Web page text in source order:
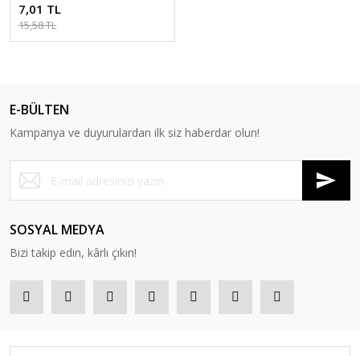
7,01 TL
15,58 TL
E-BÜLTEN
Kampanya ve duyurulardan ilk siz haberdar olun!
SOSYAL MEDYA
Bizi takip edin, kârlı çıkın!